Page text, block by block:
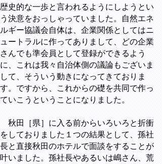
歴史的な一歩と言われるようにしようとい
う決意をおっしゃっていました。自然エネ
ルギー協議会自体は、企業関係としてはニ
ュートラルに作ってありまして、どの企業
さんでも準会員として登録ができるよう
に、これは我々自治体側の議論もございま
して、そういう動きになってきておりま
す。ですから、これからの礎を共同で作っ
ていこうということになりました。
秋田［県］に入る前からいろいろと折衝
をしておりました１つの結果として、孫社
長と直接秋田のホテルで面談をすることが
叶いました。孫社長やあるいは嶋さん、荒